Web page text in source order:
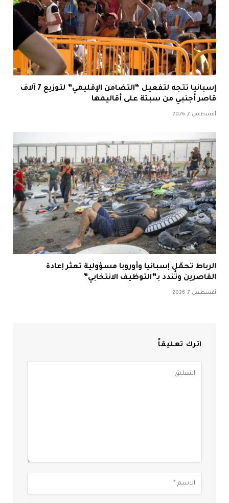
إسبانيا تتجه لتفعيل “التضامن الإقليمي” لتوزيع 7 آلاف
قاصر أجنبي من سبتة على أقاليمها
أغسطس 7, 2026
الرباط تحمّل إسبانيا وأوروبا مسؤولية تعثر إعادة
القاصرين وتُندد بـ”التوظيف الانتخابي”
أغسطس 7, 2026
اترك تعليقاً